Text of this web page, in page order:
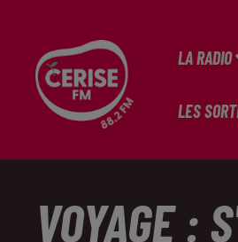
LA RADIO
LES
VOYAGE :